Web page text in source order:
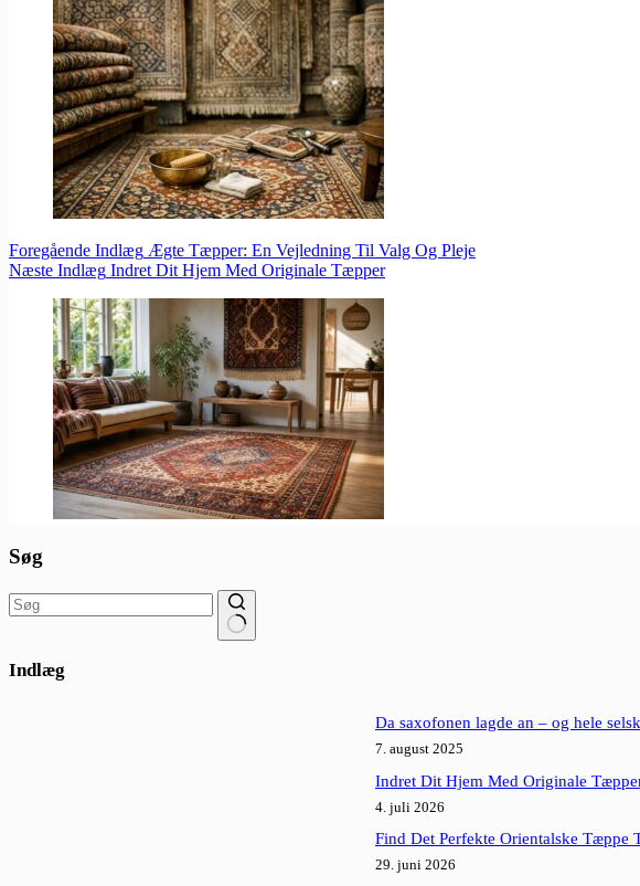
Foregående Indlæg Ægte Tæpper: En Vejledning Til Valg Og Pleje
Næste Indlæg Indret Dit Hjem Med Originale Tæpper
Søg
resultater
Indlæg
Da saxofonen lagde an – og hele
7. august 2025
Indret Dit Hjem Med Originale
4. juli 2026
Find Det Perfekte Orientalske Tæppe
29. juni 2026